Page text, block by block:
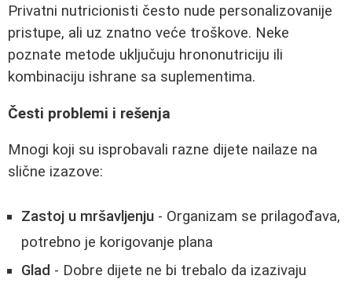
Privatni nutricionisti često nude personalizovanije
pristupe, ali uz znatno veće troškove. Neke
poznate metode uključuju hrononutriciju ili
kombinaciju ishrane sa suplementima.
Česti problemi i rešenja
Mnogi koji su isprobavali razne dijete nailaze na
slične izazove:
Zastoj u mršavljenju - Organizam se prilagođava,
potrebno je korigovanje plana
Glad - Dobre dijete ne bi trebalo da izazivaju